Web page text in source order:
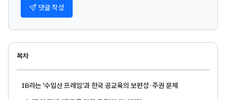
댓글 작성
목차
IB라는 ‘수입산 프레임’과 한국 공교육의 보편성·주권 문제